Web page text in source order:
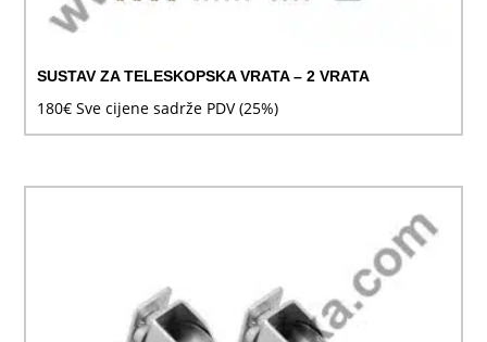
SUSTAV ZA TELESKOPSKA VRATA – 2 VRATA
180€ Sve cijene sadrže PDV (25%)